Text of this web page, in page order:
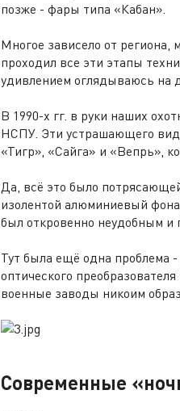
позже - фары типа «Кабан».
Многое зависело от региона,
проходил все эти этапы
удивлением оглядываюсь
В 1990-х гг. в руки наших
НСПУ. Эти устрашающего
«Тигр», «Сайга» и «Вепрь»,
Да, всё это было
изолентой алюминиевый
был откровенно неудобным и
Тут была ещё одна проблема
оптического
военные заводы никоим
Современные